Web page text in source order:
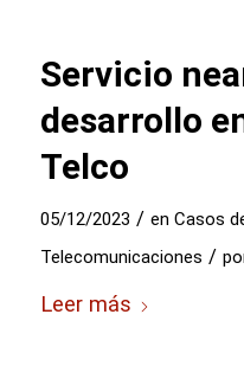
Servicio
desarrollo
Telco
05/12/2023 / en Casos
Telecomunicaciones /
Leer más